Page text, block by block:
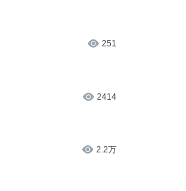
251
2414
2.2万